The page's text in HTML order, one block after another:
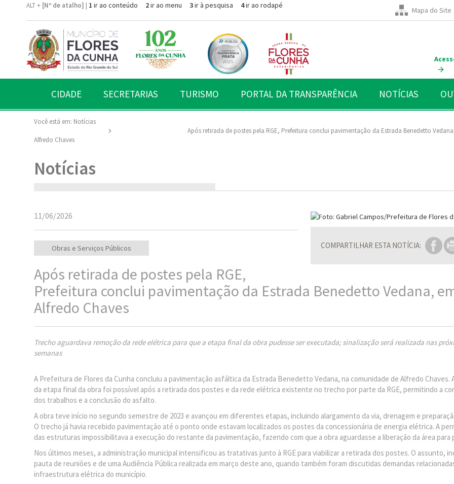
ALT + [Nº de atalho] | 1 ir ao conteúdo 2ir ao menu 3ir à pesquisa 4ir ao rodapé
Mapa do Site
CIDADE SECRETARIAS TURISMO PORTAL DA TRANSPARÊNCIA NOTÍCIAS
Você está em: Notícias
Após retirada de postes pela RGE, Prefeitura conclui pavimentação da Estrada Benedetto
Alfredo Chaves
Notícias
COMPARTILHAR ESTA NOTÍCIA:
11/06/2026
Obras e Serviços Públicos
Após retirada de postes pela RGE,
Prefeitura conclui pavimentação da Estrada Benedetto Vedana,
Alfredo Chaves
Trecho aguardava remoção da rede elétrica para que a etapa final da obra pudesse ser executada; sinalização será realizada nas
semanas
A Prefeitura de Flores da Cunha concluiu a pavimentação asfáltica da Estrada Benedetto Vedana, na comunidade de Alfredo Chaves.
da etapa final da obra foi possível após a retirada dos postes e da rede elétrica existente no trecho por parte da RGE, permitindo a
dos trabalhos e a conclusão do asfalto.
A obra teve início no segundo semestre de 2023 e avançou em diferentes etapas, incluindo alargamento da via, drenagem e
O trecho já havia recebido pavimentação até o ponto onde estavam localizados os postes da concessionária de energia elétrica. A
das estruturas impossibilitava a execução do restante da pavimentação, fazendo com que a obra aguardasse a liberação da área para
Nos últimos meses, a administração municipal intensificou as tratativas junto à RGE para viabilizar a retirada dos postes. O assunto,
pauta de reuniões e de uma Audiência Pública realizada em março deste ano, quando também foram discutidas demandas
infraestrutura elétrica do município.